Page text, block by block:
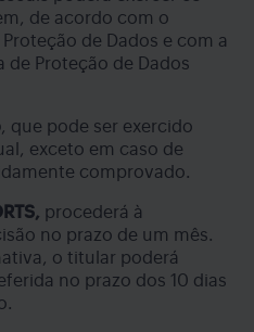
de acordo com o
de Dados e com a
de Proteção de Dados
, que pode ser exercido
exceto em caso de
comprovado.
procederá à
no prazo de um mês.
o titular poderá
no prazo dos 10 dias